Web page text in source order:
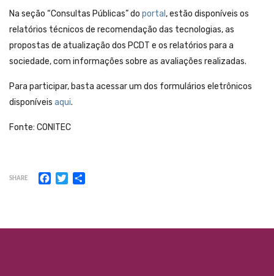
Na seção “Consultas Públicas” do portal , estão disponíveis os
relatórios técnicos de recomendação das tecnologias, as
propostas de atualização dos PCDT e os relatórios para a
sociedade, com informações sobre as avaliações realizadas.
Para participar, basta acessar um dos formulários eletrônicos
disponíveis aqui.
Fonte: CONITEC
SHARE Facebook
Twitter